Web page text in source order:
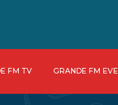
FM TV GRANDE FM